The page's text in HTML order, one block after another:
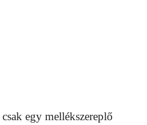
csak egy mellékszereplő